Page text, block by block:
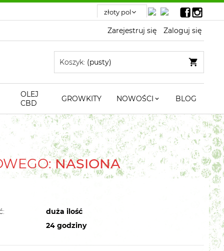
Zarejestruj się Zaloguj się
Koszyk: (pusty)
OLEJ
CBD
GROWKITY NOWOŚCI BLOG
NASIONA
duża ilość
24 godziny